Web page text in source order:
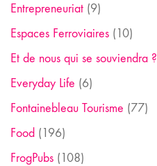
Entrepreneuriat (9)
Espaces Ferroviaires (10)
Et de nous qui se souviendra ?
Everyday Life (6)
Fontainebleau Tourisme (77)
Food (196)
FrogPubs (108)